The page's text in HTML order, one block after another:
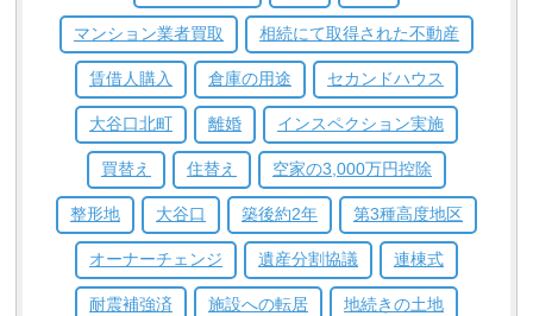
マンション業者買取 相続にて取得された不動産
賃借人購入 倉庫の用途 セカンドハウス
大谷口北町 離婚 インスペクション実施
買替え 住替え 空家の3,000万円控除
整形地 大谷口 築後約2年 第3種高度地区
オーナーチェンジ 遺産分割協議 連棟式
耐震補強済 施設への転居 地続きの土地